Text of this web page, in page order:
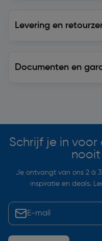
Levering en
Documenten en
Schrijf je in voor
nooit
Je ontvangt van ons 2 à
inspiratie en deals.